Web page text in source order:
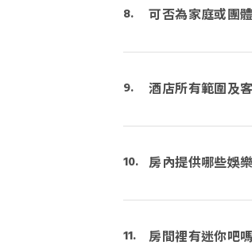
可否為家庭或團
酒店所有範圍及
房內提供哪些娛
房間裡有迷你吧